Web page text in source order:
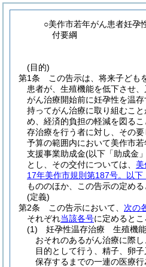
○美作市若年がん患者妊孕
付要綱
(目的)
第1条
この告示は、将来子ども
患者が、生殖機能を低下させ
がん治療開始前に妊孕性を温
持ってがん治療に取り組むこ
め、経済的負担の軽減を図る
存治療を行う者に対し、その要
予算の範囲内において美作市
支援事業助成金(以下「助成金
とし、その交付については、
17年美作市規則第187号。以下
もののほか、この告示の定める
(定義)
第2条
この告示において、 次の
それぞれ当該各号に定めるとこ
(1)
妊孕性温存治療 生殖機
おそれのあるがん治療に際
目的として行う、精子、卵
保存するまでの一連の医療